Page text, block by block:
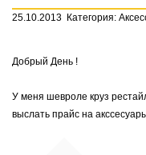
25.10.2013 Категория:
Добрый День !
У меня шевроле круз
выслать прайс на